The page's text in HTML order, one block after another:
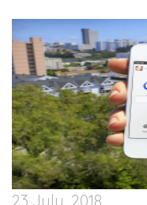
23 July, 2018